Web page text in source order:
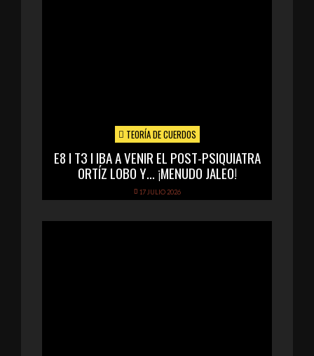
TEORÍA DE CUERDOS
E8 I T3 I IBA A VENIR EL POST-PSIQUIATRA
ORTÍZ LOBO Y… ¡MENUDO JALEO!
17 JULIO 2026